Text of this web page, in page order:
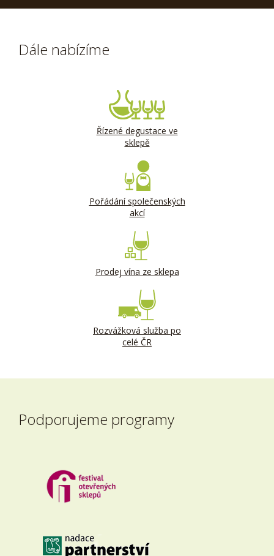
Dále nabízíme
Řízené degustace ve
sklepě
Pořádání společenských
akcí
Prodej vína ze sklepa
Rozvážková služba po
celé ČR
Podporujeme programy